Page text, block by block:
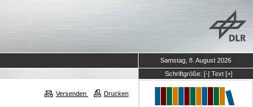
Samstag, 8. August 2026
Schriftgröße: [-] Text [+]
Versenden Drucken